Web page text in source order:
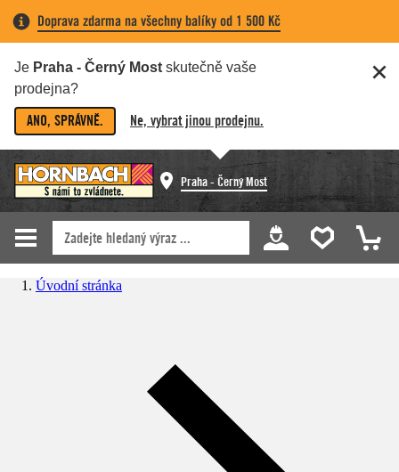
Doprava zdarma na všechny balíky od 1 500 Kč
Je Praha - Černý Most skutečně vaše
prodejna?
ANO, SPRÁVNĚ. Ne, vybrat jinou prodejnu.
Praha - Černý Most
Úvodní stránka